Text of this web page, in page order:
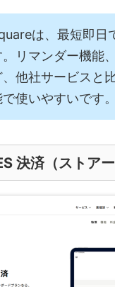
は、最短即日
。リマンダー機能
、他社サービスと
使いやすいです。
決済（ストアー